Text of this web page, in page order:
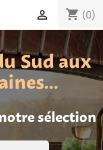
shopping_cart (0)

Sud aux
sélection